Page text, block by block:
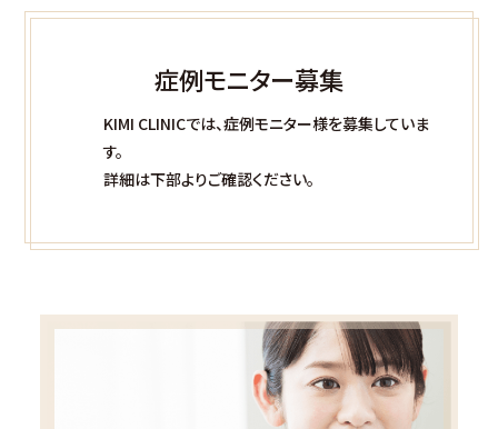
症例モニター募集
KIMI CLINICでは、症例モニター様を募集していま
す。
詳細は下部よりご確認ください。